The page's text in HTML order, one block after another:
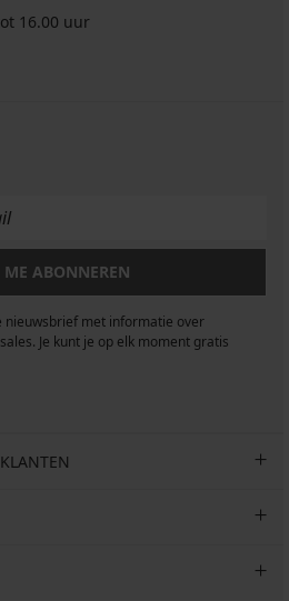
16.00 uur
ABONNEREN
nieuwsbrief met informatie over
Je kunt je op elk moment gratis